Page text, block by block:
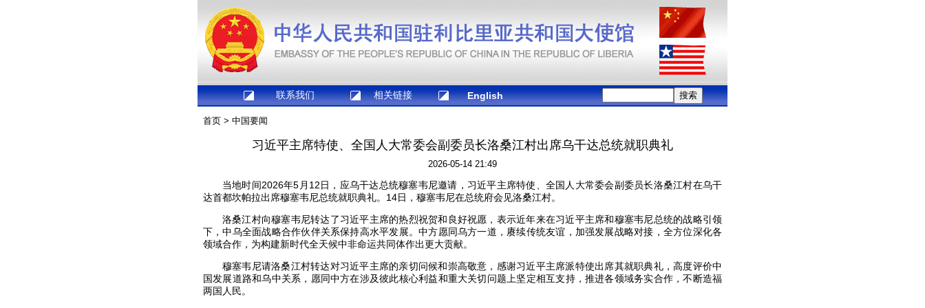
联系我们 相关链接 English
首页 > 中国要闻
习近平主席特使、全国人大常委会副委员长洛桑江村出席乌干达总统就职典礼
2026-05-14 21:49
当地时间2026年5月12日，应乌干达总统穆塞韦尼邀请，习近平主席特使、全国人大常委会副委员长洛桑江村在乌干
达首都坎帕拉出席穆塞韦尼总统就职典礼。14日，穆塞韦尼在总统府会见洛桑江村。
洛桑江村向穆塞韦尼转达了习近平主席的热烈祝贺和良好祝愿，表示近年来在习近平主席和穆塞韦尼总统的战略引领
下，中乌全面战略合作伙伴关系保持高水平发展。中方愿同乌方一道，赓续传统友谊，加强发展战略对接，全方位深化各
领域合作，为构建新时代全天候中非命运共同体作出更大贡献。
穆塞韦尼请洛桑江村转达对习近平主席的亲切问候和崇高敬意，感谢习近平主席派特使出席其就职典礼，高度评价中
国发展道路和乌中关系，愿同中方在涉及彼此核心利益和重大关切问题上坚定相互支持，推进各领域务实合作，不断造福
两国人民。